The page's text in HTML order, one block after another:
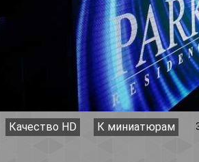
Качество HD К миниатюрам